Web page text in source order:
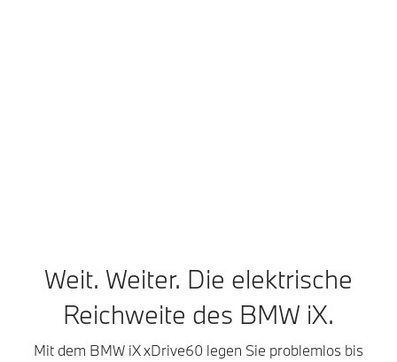
Weit. Weiter. Die elektrische
Reichweite des BMW iX.
Mit dem BMW iX xDrive60 legen Sie problemlos bis